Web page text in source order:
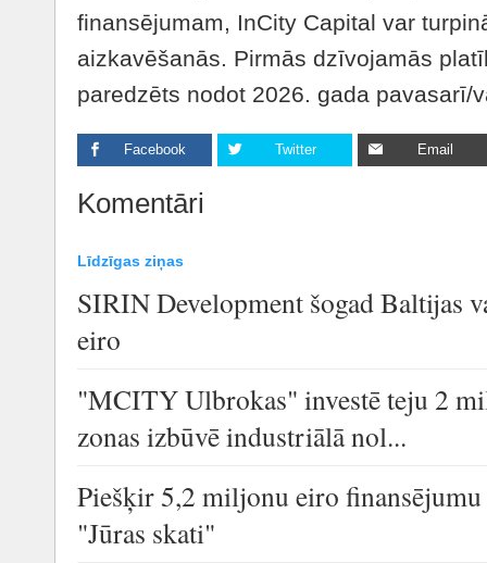
finansējumam, InCity Capital var
aizkavēšanās. Pirmās dzīvojamās
paredzēts nodot 2026. gada pavasarī/
Facebook Twitter Email
Komentāri
Līdzīgas ziņas
SIRIN Development šogad Baltijas
eiro
"MCITY Ulbrokas" investē teju 2
zonas izbūvē industriālā nol...
Piešķir 5,2 miljonu eiro
"Jūras skati"